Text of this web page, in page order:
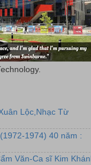
Lộc,Nhạc Từ
1974) 40 năm :
Văn-Ca sĩ Kim